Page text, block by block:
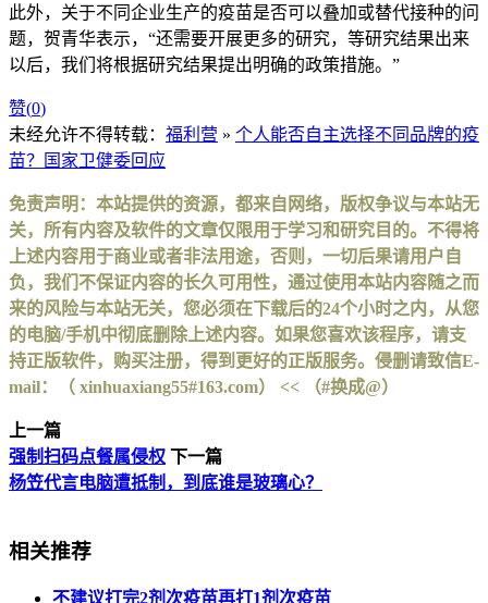
此外，关于不同企业生产的疫苗是否可以叠加或替代接种的问
题，贺青华表示，“还需要开展更多的研究，等研究结果出来
以后，我们将根据研究结果提出明确的政策措施。”
赞(0)
未经允许不得转载： 福利营 » 个人能否自主选择不同品牌的疫
苗？国家卫健委回应
免责声明：本站提供的资源，都来自网络，版权争议与本站无
关，所有内容及软件的文章仅限用于学习和研究目的。不得将
上述内容用于商业或者非法用途，否则，一切后果请用户自
负，我们不保证内容的长久可用性，通过使用本站内容随之而
来的风险与本站无关，您必须在下载后的24个小时之内，从您
的电脑/手机中彻底删除上述内容。如果您喜欢该程序，请支
持正版软件，购买注册，得到更好的正版服务。侵删请致信E-
mail：（ xinhuaxiang55#163.com） << （#换成@）
上一篇
强制扫码点餐属侵权 下一篇
杨笠代言电脑遭抵制，到底谁是玻璃心？
相关推荐
不建议打完2剂次疫苗再打1剂次疫苗